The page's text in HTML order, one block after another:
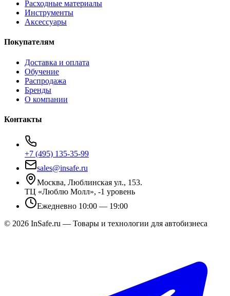
Расходные материалы
Инструменты
Аксессуары
Покупателям
Доставка и оплата
Обучение
Распродажа
Бренды
О компании
Контакты
+7 (495) 135-35-99
sales@insafe.ru
Москва, Люблинская ул., 153.
ТЦ «Люблю Молл», -1 уровень
Ежедневно 10:00 — 19:00
© 2026 InSafe.ru — Товары и технологии для автобизнеса